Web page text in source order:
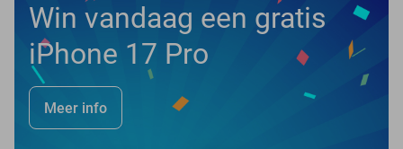
Win vandaag een gratis
iPhone 17 Pro
Meer info